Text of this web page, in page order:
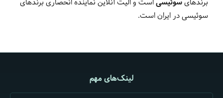
برندهایسوئیسیاست و الیت آنلاین نماینده انحصاری برندهای
سوئیسی در ایران است.
لینک‌های مهم